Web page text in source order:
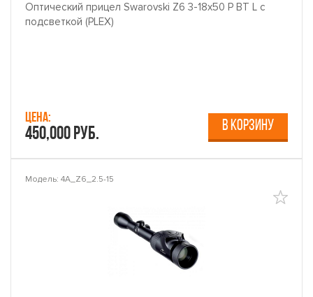
Оптический прицел Swarovski Z6 3-18x50 P BT L с
подсветкой (PLEX)
Цена:
450,000 руб. В КОРЗИНУ
Модель: 4A_Z6_2.5-15